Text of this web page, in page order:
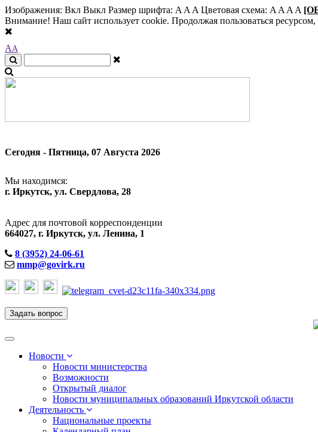
Изображения: Вкл Выкл Размер шрифта: A A A Цветовая схема: A A A A
Внимание! Наш сайт использует cookie. Продолжая пользоваться ресурсом,
AA
Сегодня - Пятница, 07 Августа 2026
Мы находимся:
г. Иркутск, ул. Свердлова, 28
Адрес для почтовой корреспонденции
664027, г. Иркутск, ул. Ленина, 1
8 (3952) 24-06-61
mmp@govirk.ru
Задать вопрос
Toggle
navigationНовости
Новости министерства
Возможности
Открытый диалог
Новости муниципальных образований Иркутской области
Деятельность
Национальные проекты